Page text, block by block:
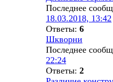
Последнее
18.03.2018, 13:42
Ответы: 6
Шкворни
Последнее
22:24
Ответы: 2